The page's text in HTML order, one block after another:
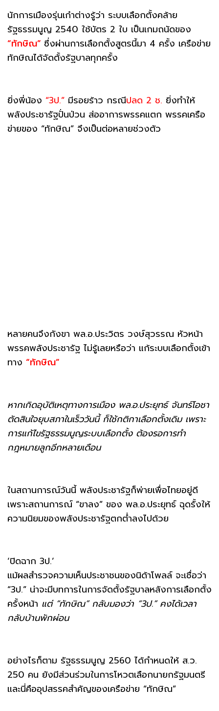
นักการเมืองรุ่นเก๋าต่างรู้ว่า ระบบเลือกตั้งคล้าย
รัฐธรรมนูญ 2540 ใช้บัตร 2 ใบ เป็นเกมถนัดของ
“ทักษิณ” ซึ่งผ่านการเลือกตั้งสูตรนี้มา 4 ครั้ง เครือข่าย
ทักษิณได้จัดตั้งรัฐบาลทุกครั้ง
ยิ่งพี่น้อง “3ป.” มีรอยร้าว กรณีปลด 2 ช. ยิ่งทำให้
พลังประชารัฐปั่นป่วน ส่ออาการพรรคแตก พรรคเครือ
ข่ายของ “ทักษิณ” จึงเป็นต่อหลายช่วงตัว
หลายคนจึงกังขา พล.อ.ประวิตร วงษ์สุวรรณ หัวหน้า
พรรคพลังประชารัฐ ไม่รู้เลยหรือว่า แก้ระบบเลือกตั้งเข้า
ทาง “ทักษิณ”
หากเกิดอุบัติเหตุทางการเมือง พล.อ.ประยุทธ์ จันทร์โอชา
ตัดสินใจยุบสภาในเร็ววันนี้ ก็ใช้กติกาเลือกตั้งเดิม เพราะ
การแก้ไขรัฐธรรมนูญระบบเลือกตั้ง ต้องรอการทำ
กฎหมายลูกอีกหลายเดือน
ในสถานการณ์วันนี้ พลังประชารัฐก็พ่ายเพื่อไทยอยู่ดี
เพราะสถานการณ์ “ขาลง” ของ พล.อ.ประยุทธ์ ฉุดรั้งให้
ความนิยมของพลังประชารัฐตกต่ำลงไปด้วย
‘ปิดฉาก 3ป.’
แม้ผลสำรวจความเห็นประชาชนของนิด้าโพลล์ จะเชื่อว่า
“3ป.” น่าจะมีบทการในการจัดตั้งรัฐบาลหลังการเลือกตั้ง
ครั้งหน้า แต่ “ทักษิณ” กลับมองว่า “3ป.” คงได้เวลา
กลับบ้านพักผ่อน
อย่างไรก็ตาม รัฐธรรมนูญ 2560 ได้กำหนดให้ ส.ว.
250 คน ยังมีส่วนร่วมในการโหวตเลือกนายกรัฐมนตรี
และนี่คืออุปสรรคสำคัญของเครือข่าย “ทักษิณ”